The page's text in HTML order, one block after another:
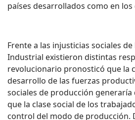
países desarrollados como en
Frente a las injusticias sociales
Industrial existieron distintas
revolucionario pronosticó que la
desarrollo de las fuerzas
sociales de producción generaría
que la clase social de los
control del modo de producción.